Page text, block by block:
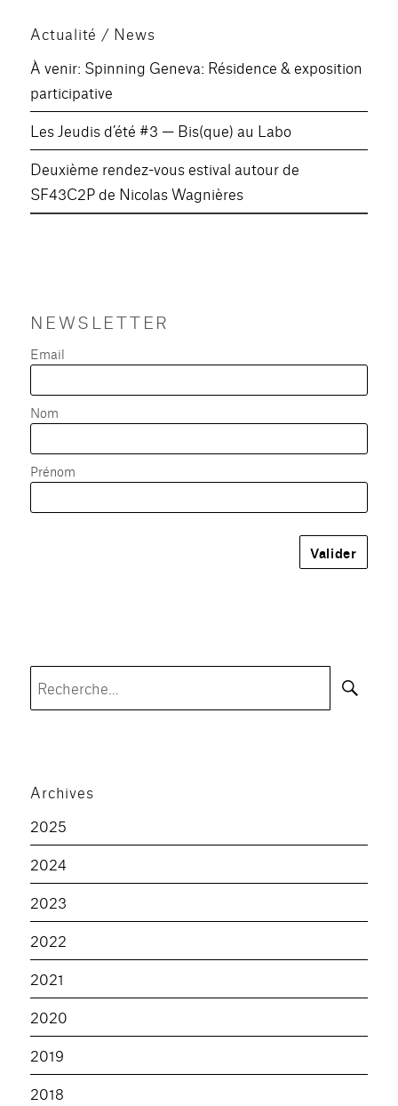
Actualité / News
À venir: Spinning Geneva: Résidence & exposition
participative
Les Jeudis d’été #3 — Bis(que) au Labo
Deuxième rendez-vous estival autour de
SF43C2P de Nicolas Wagnières
NEWSLETTER
Email
Nom
Prénom
Archives
2025
2024
2023
2022
2021
2020
2019
2018